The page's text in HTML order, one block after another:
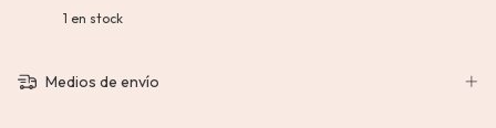
1 en stock
Medios de envío